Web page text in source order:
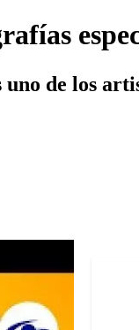
de los
Facebook